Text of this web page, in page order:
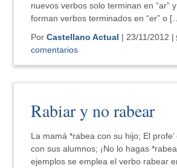
nuevos verbos solo terminan en “ar”
forman verbos terminados en “er” o
PorCastellano Actual | 23/11/2012 |
comentarios
Rabiar y no rabear
La mamá *rabea con su hijo; El
con sus alumnos; ¡No lo hagas
ejemplos se emplea el verbo rabear